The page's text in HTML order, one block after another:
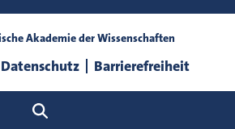
Suche
Akademie der Wissenschaften
Datenschutz Barrierefreiheit